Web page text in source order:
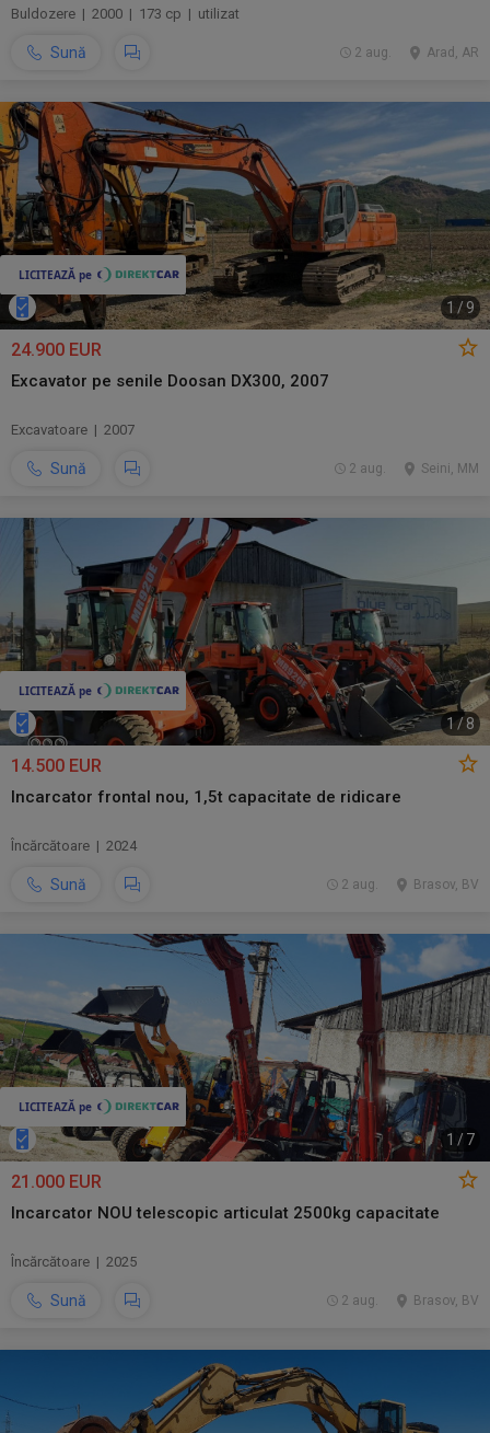
Buldozere | 2000 | 173 cp | utilizat
Sună Arad, AR
2 aug.
1 / 9
24.900 EUR
Excavator pe senile Doosan DX300, 2007
Excavatoare | 2007
Sună Seini, MM
2 aug.
1/ 8
14.500 EUR
Incarcator frontal nou, 1,5t capacitate de ridicare
Încărcătoare | 2024
Sună Brasov, BV
2 aug.
1 / 7
21.000 EUR
Incarcator NOU telescopic articulat 2500kg capacitate
Încărcătoare | 2025
Sună Brasov, BV
2 aug.